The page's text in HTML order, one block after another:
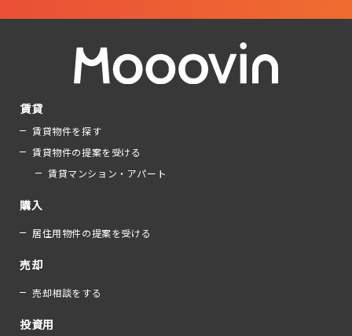
賃貸
賃貸物件を探す
賃貸物件の提案を受ける
賃貸マンション・アパート
購入
居住用物件の提案を受ける
売却
売却相談をする
投資用